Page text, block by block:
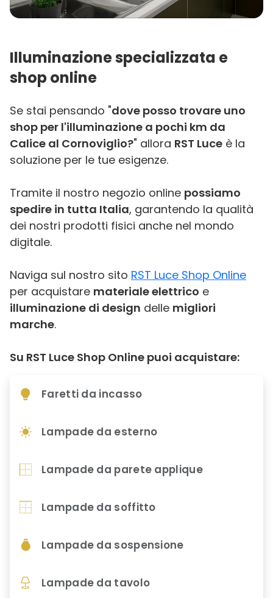
Illuminazione specializzata e
shop online
Se stai pensando "dove posso trovare uno
shop per l'illuminazione a pochi km da
Calice al Cornoviglio?" allora RST Luce è la
soluzione per le tue esigenze.
Tramite il nostro negozio online possiamo
spedire in tutta Italia, garantendo la qualità
dei nostri prodotti fisici anche nel mondo
digitale.
Naviga sul nostro sito RST Luce Shop Online
per acquistare materiale elettrico e
illuminazione di design delle migliori
marche.
Su RST Luce Shop Online puoi acquistare:
Faretti da incasso
Lampade da esterno
Lampade da parete applique
Lampade da soffitto
Lampade da sospensione
Lampade da tavolo